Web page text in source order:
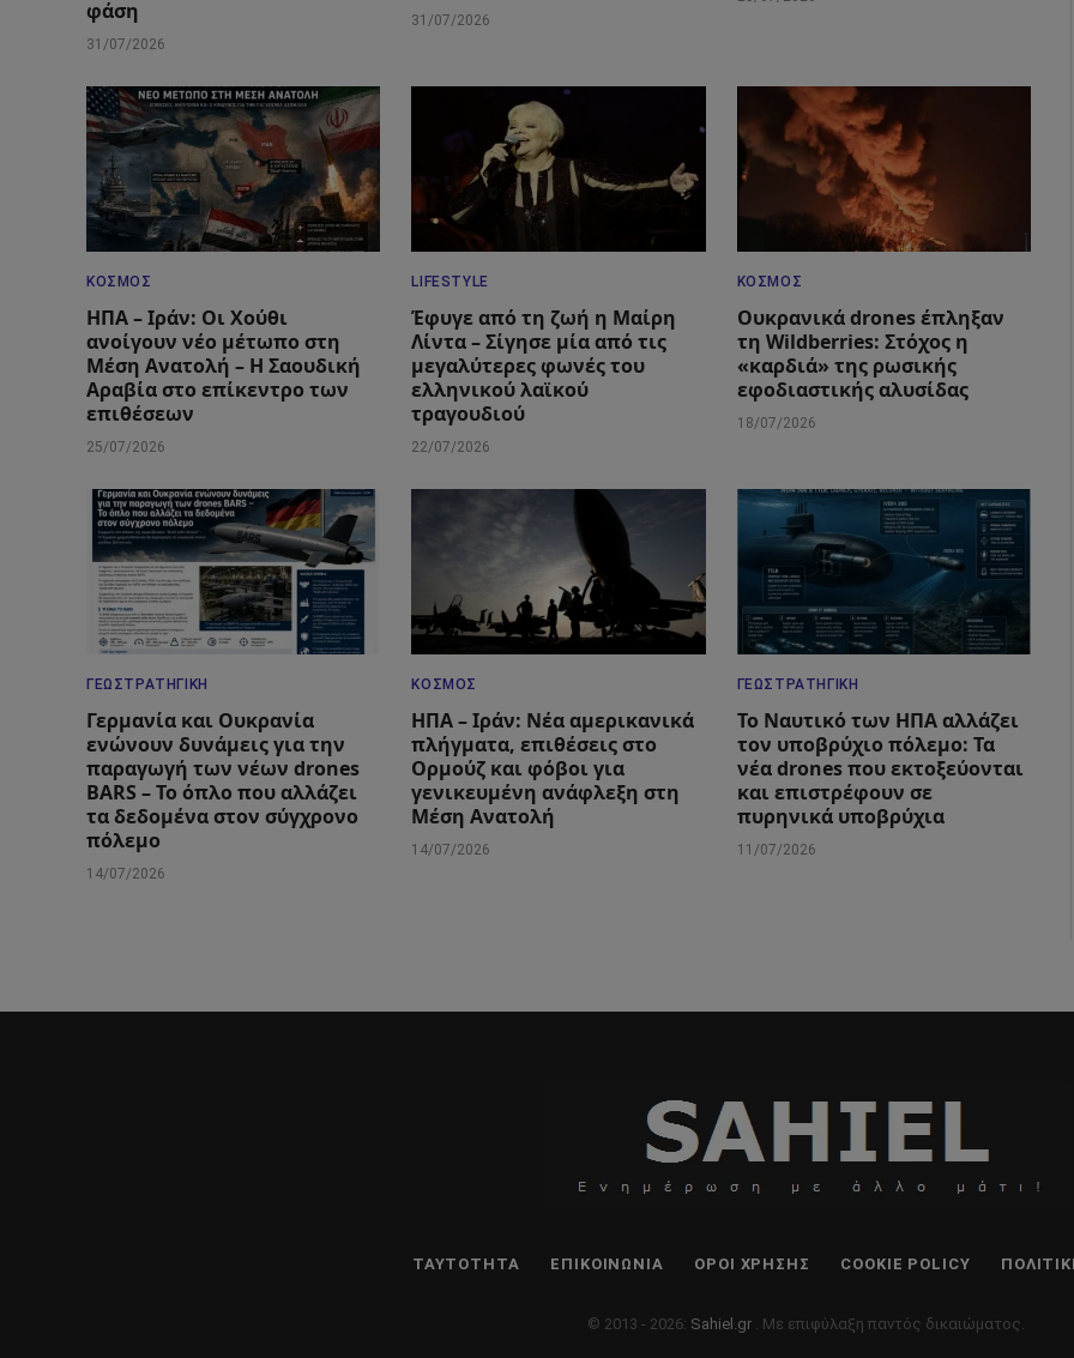
φάση
31/07/2026
31/07/2026
ΚΌΣΜΟΣ
ΗΠΑ – Ιράν: Οι Χούθι
ανοίγουν νέο μέτωπο στη
Μέση Ανατολή – Η Σαουδική
Αραβία στο επίκεντρο των
επιθέσεων
25/07/2026
LIFESTYLE
Έφυγε από τη ζωή η Μαίρη
Λίντα – Σίγησε μία από τις
μεγαλύτερες φωνές του
ελληνικού λαϊκού
τραγουδιού
22/07/2026
ΚΌΣΜΟΣ
Ουκρανικά drones έπληξαν
τη Wildberries: Στόχος η
«καρδιά» της ρωσικής
εφοδιαστικής αλυσίδας
18/07/2026
ΓΕΩΣΤΡΑΤΗΓΙΚΉ
Γερμανία και Ουκρανία
ενώνουν δυνάμεις για την
παραγωγή των νέων drones
BARS – Το όπλο που αλλάζει
τα δεδομένα στον σύγχρονο
πόλεμο
14/07/2026
ΚΌΣΜΟΣ
ΗΠΑ – Ιράν: Νέα αμερικανικά
πλήγματα, επιθέσεις στο
Ορμούζ και φόβοι για
γενικευμένη ανάφλεξη στη
Μέση Ανατολή
14/07/2026
ΓΕΩΣΤΡΑΤΗΓΙΚΉ
Το Ναυτικό των ΗΠΑ αλλάζει
τον υποβρύχιο πόλεμο: Τα
νέα drones που εκτοξεύονται
και επιστρέφουν σε
πυρηνικά υποβρύχια
11/07/2026
ΤΑΥΤΌΤΗΤΑ ΕΠΙΚΟΙΝΩΝΊΑ ΌΡΟΙ ΧΡΉΣΗΣ COOKIE POLICY
© 2013 - 2026: Sahiel.gr . Με επιφύλαξη παντός δικαιώματος.